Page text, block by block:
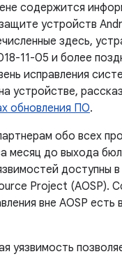
содержится
устройств
здесь,
11-05 и более
исправления
устройстве,
обновления ПО.
обо всех
месяц до выхода
доступны
Project (AOSP).
вне AOSP есть
уязвимость